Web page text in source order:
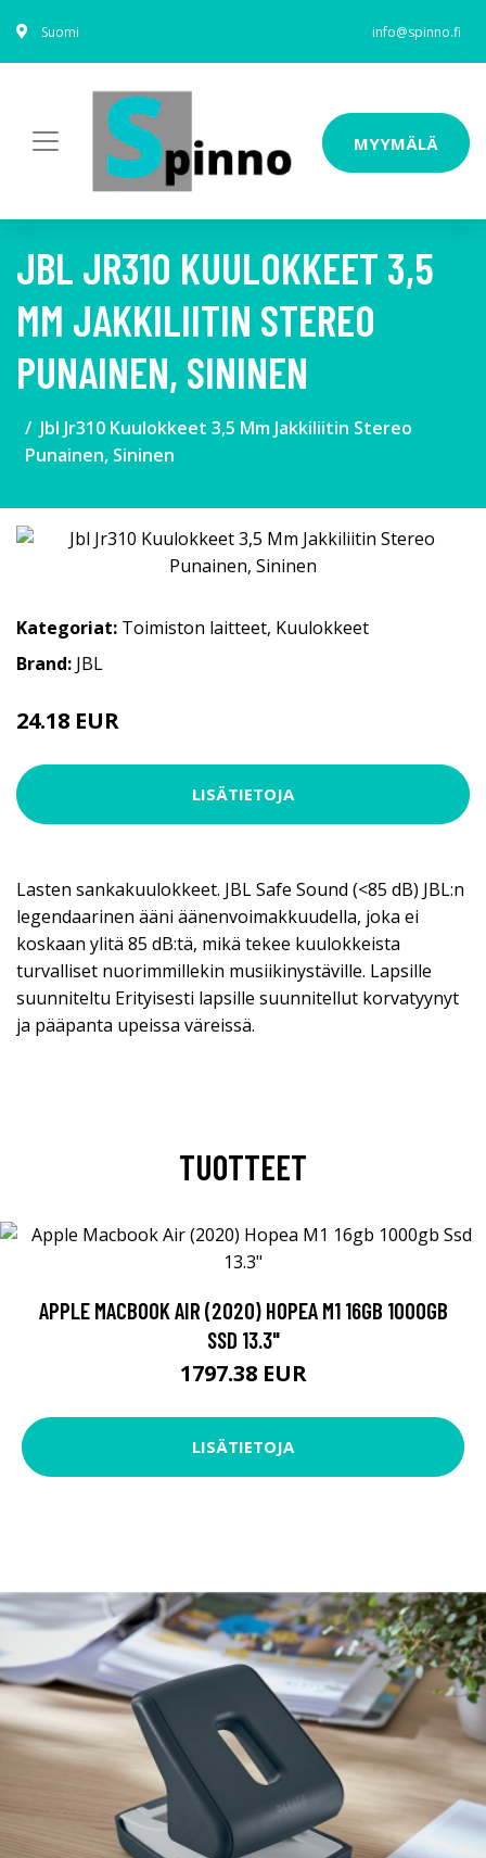
Suomi info@spinno.fi
MYYMÄLÄ
JBL JR310 KUULOKKEET 3,5
MM JAKKILIITIN STEREO
PUNAINEN, SININEN
Jbl Jr310 Kuulokkeet 3,5 Mm Jakkiliitin Stereo
Punainen, Sininen
Kategoriat: Toimiston laitteet, Kuulokkeet
Brand: JBL
24.18 EUR
LISÄTIETOJA
Lasten sankakuulokkeet. JBL Safe Sound (<85 dB) JBL:n
legendaarinen ääni äänenvoimakkuudella, joka ei
koskaan ylitä 85 dB:tä, mikä tekee kuulokkeista
turvalliset nuorimmillekin musiikinystäville. Lapsille
suunniteltu Erityisesti lapsille suunnitellut korvatyynyt
ja pääpanta upeissa väreissä.
TUOTTEET
APPLE MACBOOK AIR (2020) HOPEA M1 16GB 1000GB
SSD 13.3"
1797.38 EUR
LISÄTIETOJA